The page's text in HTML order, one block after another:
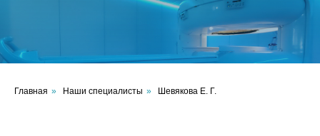
Главная » Наши специалисты » Шевякова Е. Г.